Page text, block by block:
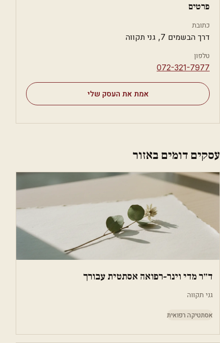
פרטים
כתובת
דרך הבשמים 7, גני תקווה
טלפון
⁦072-321-7977⁩
אמת את העסק שלי
עסקים דומים באזור
ד״ר מדי וינר-רפואה אסתטית עבורך
גני תקווה
אסתטיקה רפואית